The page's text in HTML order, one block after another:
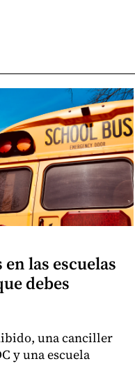
las escuelas
debes
una canciller
y una escuela